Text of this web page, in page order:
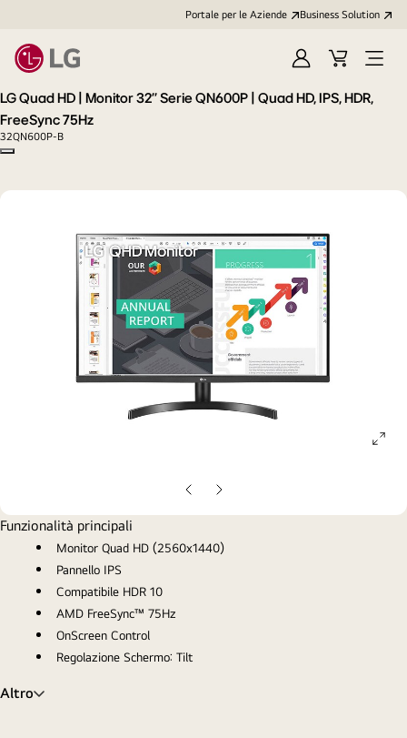
Portale per le Aziende Business Solution
Accedi
/
Cart
Open
LG Quad HD | Monitor 32'' Serie QN600P | Quad HD, IPS, HDR,
FreeSync 75Hz
32QN600P-B
Copy model name
Slide
precedente
Slide
successiva
Funzionalità principali
Monitor Quad HD (2560x1440)
Pannello IPS
Compatibile HDR 10
AMD FreeSync™ 75Hz
OnScreen Control
Regolazione Schermo: Tilt
Altro